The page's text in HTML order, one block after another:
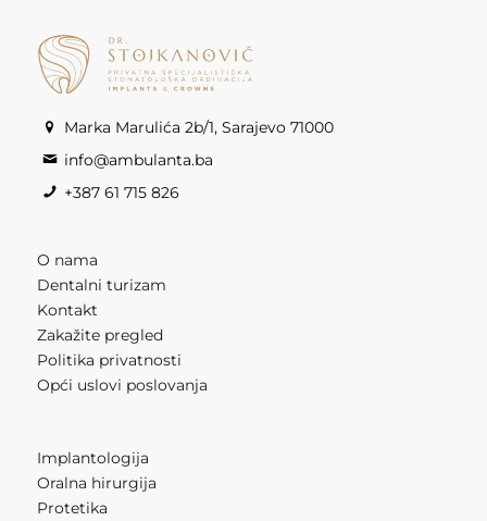
Marka Marulića 2b/1, Sarajevo 71000
info@ambulanta.ba
+387 61 715 826
O nama
Dentalni turizam
Kontakt
Zakažite pregled
Politika privatnosti
Opći uslovi poslovanja
Implantologija
Oralna hirurgija
Protetika